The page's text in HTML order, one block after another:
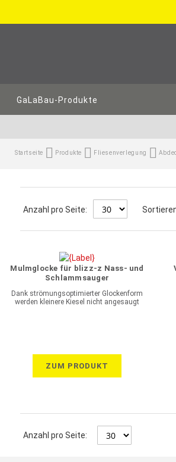
GaLaBau-Produkte
Startseite Produkte Fliesenverlegung
Anzahl pro Seite:
Mulmglocke für blizz-z Nass- und
Schlammsauger
Dank strömungsoptimierter Glockenform
werden kleinere Kiesel nicht angesaugt
ZUM PRODUKT
Anzahl pro Seite: